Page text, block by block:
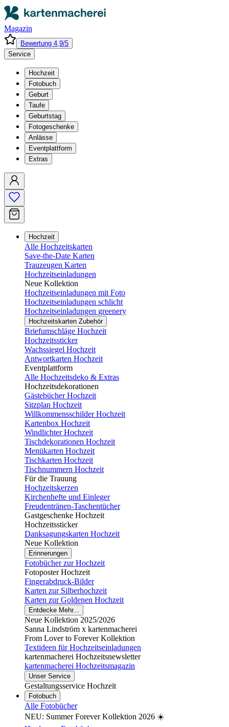
Magazin
Bewertung 4,9/5
Service
Hochzeit
Fotobuch
Geburt
Taufe
Geburtstag
Fotogeschenke
Anlässe
Eventplattform
Extras
Hochzeit
Alle Hochzeitskarten
Save-the-Date Karten
Trauzeugen Karten
Hochzeitseinladungen
Neue Kollektion
Hochzeitseinladungen mit Foto
Hochzeitseinladungen schlicht
Hochzeitseinladungen greenery
Hochzeitskarten Zubehör
Briefumschläge Hochzeit
Hochzeitssticker
Wachssiegel Hochzeit
Antwortkarten Hochzeit
Eventplattform
Alle Hochzeitsdeko & Extras
Hochzeitsdekorationen
Gästebücher Hochzeit
Sitzplan Hochzeit
Willkommensschilder Hochzeit
Kartenbox Hochzeit
Windlichter Hochzeit
Tischdekorationen Hochzeit
Menükarten Hochzeit
Tischkarten Hochzeit
Tischnummern Hochzeit
Für die Trauung
Hochzeitskerzen
Kirchenhefte und Einleger
Freudentränen-Taschentücher
Gastgeschenke Hochzeit
Hochzeitssticker
Danksagungskarten Hochzeit
Neue Kollektion
Erinnerungen
Fotobücher zur Hochzeit
Fotoposter Hochzeit
Fingerabdruck-Bilder
Karten zur Silberhochzeit
Karten zur Goldenen Hochzeit
Entdecke Mehr...
Neue Kollektion 2025/2026
Sanna Lindström x kartenmacherei
From Lover to Forever Kollektion
Textideen für Hochzeitseinladungen
kartenmacherei Hochzeitsnewsletter
kartenmacherei Hochzeitsmagazin
Unser Service
Gestaltungsservice Hochzeit
Fotobuch
Alle Fotobücher
NEU: Summer Forever Kollektion 2026 ☀️